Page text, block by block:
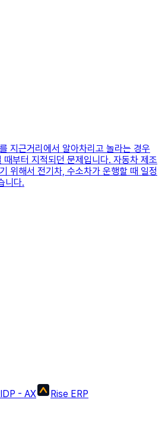
지근거리에서 알아차리고 놀라는 경우
부터 지적되던 문제입니다. 자동차 제조
위해서 전기차, 수소차가 운행할 때 일정
니다.
- AX Rise ERP